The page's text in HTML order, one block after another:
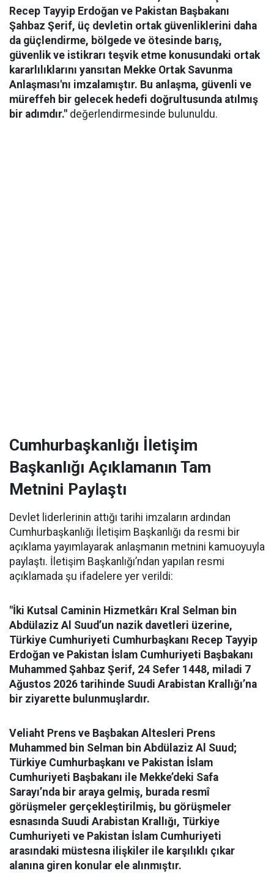
Recep Tayyip Erdoğan ve Pakistan Başbakanı
Şahbaz Şerif, üç devletin ortak güvenliklerini daha
da güçlendirme, bölgede ve ötesinde barış,
güvenlik ve istikrarı teşvik etme konusundaki ortak
kararlılıklarını yansıtan Mekke Ortak Savunma
Anlaşması'nı imzalamıştır. Bu anlaşma, güvenli ve
müreffeh bir gelecek hedefi doğrultusunda atılmış
bir adımdır." değerlendirmesinde bulunuldu.
Cumhurbaşkanlığı İletişim
Başkanlığı Açıklamanın Tam
Metnini Paylaştı
Devlet liderlerinin attığı tarihi imzaların ardından
Cumhurbaşkanlığı İletişim Başkanlığı da resmi bir
açıklama yayımlayarak anlaşmanın metnini kamuoyuyla
paylaştı. İletişim Başkanlığı’ndan yapılan resmi
açıklamada şu ifadelere yer verildi:
"İki Kutsal Caminin Hizmetkârı Kral Selman bin
Abdülaziz Al Suud’un nazik davetleri üzerine,
Türkiye Cumhuriyeti Cumhurbaşkanı Recep Tayyip
Erdoğan ve Pakistan İslam Cumhuriyeti Başbakanı
Muhammed Şahbaz Şerif, 24 Sefer 1448, miladi 7
Ağustos 2026 tarihinde Suudi Arabistan Krallığı’na
bir ziyarette bulunmuşlardır.
Veliaht Prens ve Başbakan Altesleri Prens
Muhammed bin Selman bin Abdülaziz Al Suud;
Türkiye Cumhurbaşkanı ve Pakistan İslam
Cumhuriyeti Başbakanı ile Mekke’deki Safa
Sarayı’nda bir araya gelmiş, burada resmî
görüşmeler gerçekleştirilmiş, bu görüşmeler
esnasında Suudi Arabistan Krallığı, Türkiye
Cumhuriyeti ve Pakistan İslam Cumhuriyeti
arasındaki müstesna ilişkiler ile karşılıklı çıkar
alanına giren konular ele alınmıştır.